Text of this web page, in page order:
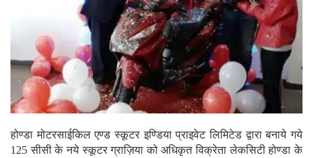
होण्डा मोटरसाईकिल एण्ड स्कूटर इण्डिया प्राइवेट लिमिटेड द्वारा बनाये गये
125 सीसी के नये स्कूटर ग्राज़िया को अधिकृत विक्रेता लेकसिटी होण्डा के